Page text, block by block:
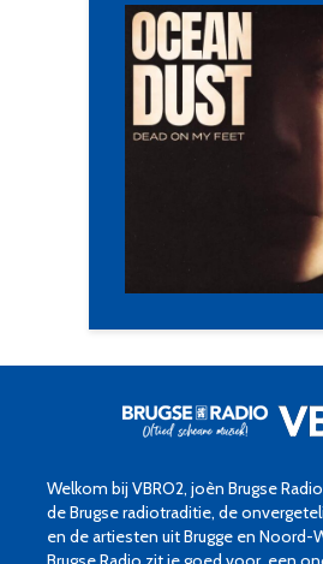
Welkom bij VBRO2, joèn Brugse
de Brugse radiotraditie, de
en de artiesten uit Brugge en Noord-